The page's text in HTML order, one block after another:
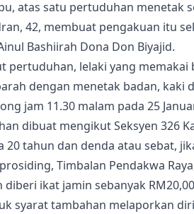
atas satu pertuduhan menetak
42, membuat pengakuan itu
Bashiirah Dona Don Biyajid.
pertuduhan, lelaki yang
dengan menetak badan, kaki
jam 11.30 malam pada 25
dibuat mengikut Seksyen 326
20 tahun dan denda atau sebat,
Timbalan Pendakwa
ikat jamin sebanyak
syarat tambahan melaporkan